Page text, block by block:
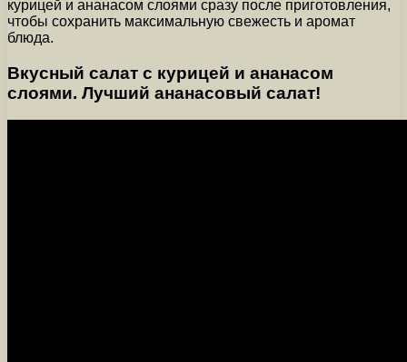
курицей и ананасом слоями сразу после приготовления,
чтобы сохранить максимальную свежесть и аромат
блюда.
Вкусный салат с курицей и ананасом
слоями. Лучший ананасовый салат!